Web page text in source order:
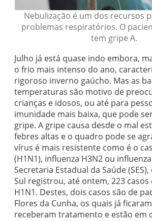
Nebulização é um dos recursos
problemas respiratórios. O
tem gripe A.
Julho já está quase indo embora,
o frio mais intenso do ano,
rigoroso inverno gaúcho. Mas as
temperaturas são motivo de
crianças e idosos, ou até para
imunidade mais baixa, que pode
gripe. A gripe causa desde o mal
febres altas e o quadro pode se
vírus é mais resistente como é o
(H1N1), influenza H3N2 ou
Secretaria Estadual da Saúde
Sul registrou, até ontem, 223 casos
H1N1. Destes, dois casos são de
Flores da Cunha, os quais já
receberam tratamento e estão em